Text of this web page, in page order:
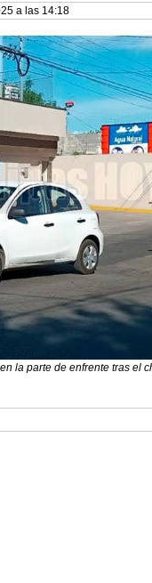
a las 14:18
la parte de enfrente tras el